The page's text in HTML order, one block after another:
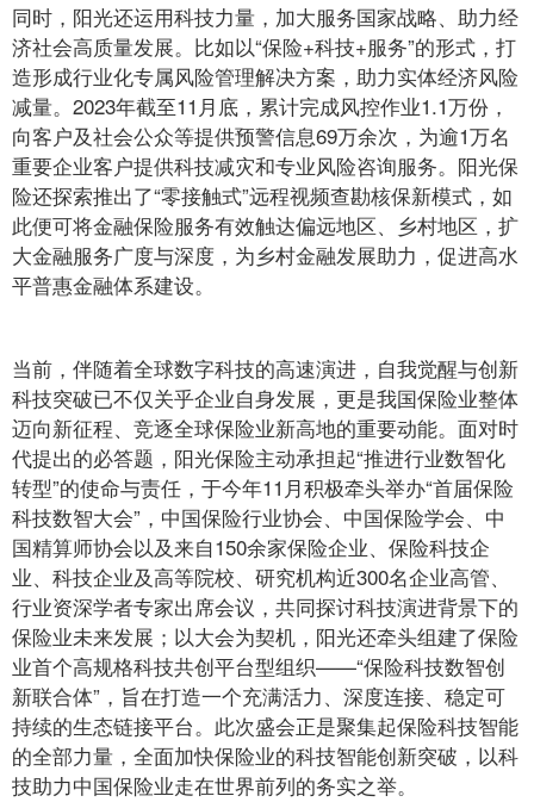
同时，阳光还运用科技力量，加大服务国家战略、助力经
济社会高质量发展。比如以“保险+科技+服务”的形式，打
造形成行业化专属风险管理解决方案，助力实体经济风险
减量。2023年截至11月底，累计完成风控作业1.1万份，
向客户及社会公众等提供预警信息69万余次，为逾1万名
重要企业客户提供科技减灾和专业风险咨询服务。阳光保
险还探索推出了“零接触式”远程视频查勘核保新模式，如
此便可将金融保险服务有效触达偏远地区、乡村地区，扩
大金融服务广度与深度，为乡村金融发展助力，促进高水
平普惠金融体系建设。
当前，伴随着全球数字科技的高速演进，自我觉醒与创新
科技突破已不仅关乎企业自身发展，更是我国保险业整体
迈向新征程、竞逐全球保险业新高地的重要动能。面对时
代提出的必答题，阳光保险主动承担起“推进行业数智化
转型”的使命与责任，于今年11月积极牵头举办“首届保险
科技数智大会”，中国保险行业协会、中国保险学会、中
国精算师协会以及来自150余家保险企业、保险科技企
业、科技企业及高等院校、研究机构近300名企业高管、
行业资深学者专家出席会议，共同探讨科技演进背景下的
保险业未来发展；以大会为契机，阳光还牵头组建了保险
业首个高规格科技共创平台型组织——“保险科技数智创
新联合体”，旨在打造一个充满活力、深度连接、稳定可
持续的生态链接平台。此次盛会正是聚集起保险科技智能
的全部力量，全面加快保险业的科技智能创新突破，以科
技助力中国保险业走在世界前列的务实之举。